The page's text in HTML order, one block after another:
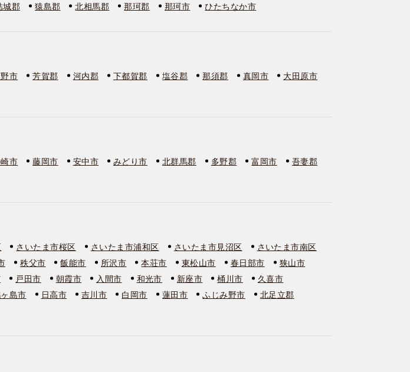
城郡 猿島郡 北相馬郡 那珂郡 那珂市 ひたちなか市
市 芳賀郡 河内郡 下都賀郡 塩谷郡 那須郡 真岡市
大田原市
市 藤岡市 安中市 みどり市 北群馬郡 多野郡 富岡市
吾妻郡
さいたま市桜区 さいたま市浦和区 さいたま市見沼区
さいたま市南区
秩父市 飯能市 所沢市 本荘市 東松山市 春日部市
狭山市
戸田市 朝霞市 入間市 和光市 新座市 桶川市
久喜市
島市 日高市 吉川市 白岡市 蓮田市 ふじみ野市
北足立郡